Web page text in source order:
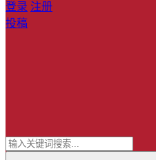
登录 注册
投稿